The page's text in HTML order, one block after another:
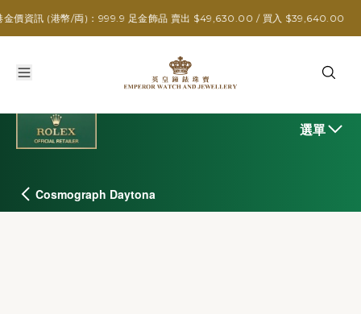
港幣/両)：999.9 足金飾品 賣出 $49,630.00 / 買入 $39,640.00
選單
Cosmograph Daytona